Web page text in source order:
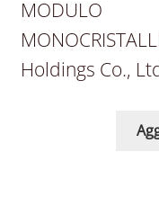
MODULO
Holdings Co.,